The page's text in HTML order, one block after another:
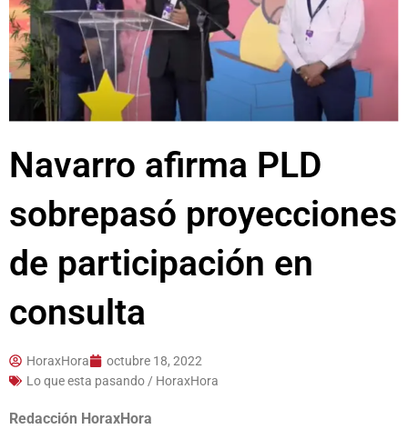
Navarro afirma PLD
sobrepasó proyecciones
de participación en
consulta
HoraxHora
octubre 18, 2022
Lo que esta pasando / HoraxHora
Redacción HoraxHora